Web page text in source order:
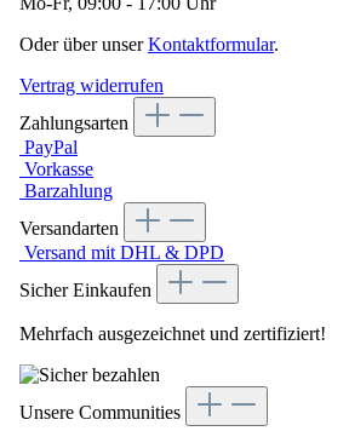
Oder über unserKontaktformular.
Vertrag widerrufen
Zahlungsarten
PayPal
Vorkasse
Barzahlung
Versandarten
Versand mit DHL & DPD
Sicher Einkaufen
Mehrfach ausgezeichnet und zertifiziert!
Unsere Communities